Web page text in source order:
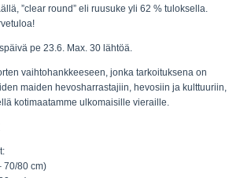
”clear round” eli ruusuke yli 62 % tuloksella.
pe 23.6. Max. 30 lähtöä.
vaihtohankkeeseen, jonka tarkoituksena on
maiden hevosharrastajiin, hevosiin ja kulttuuriin,
kotimaatamme ulkomaisille vieraille.
70/80 cm)